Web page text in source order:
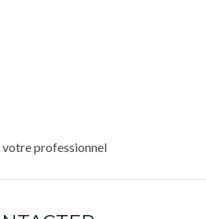
votre professionnel